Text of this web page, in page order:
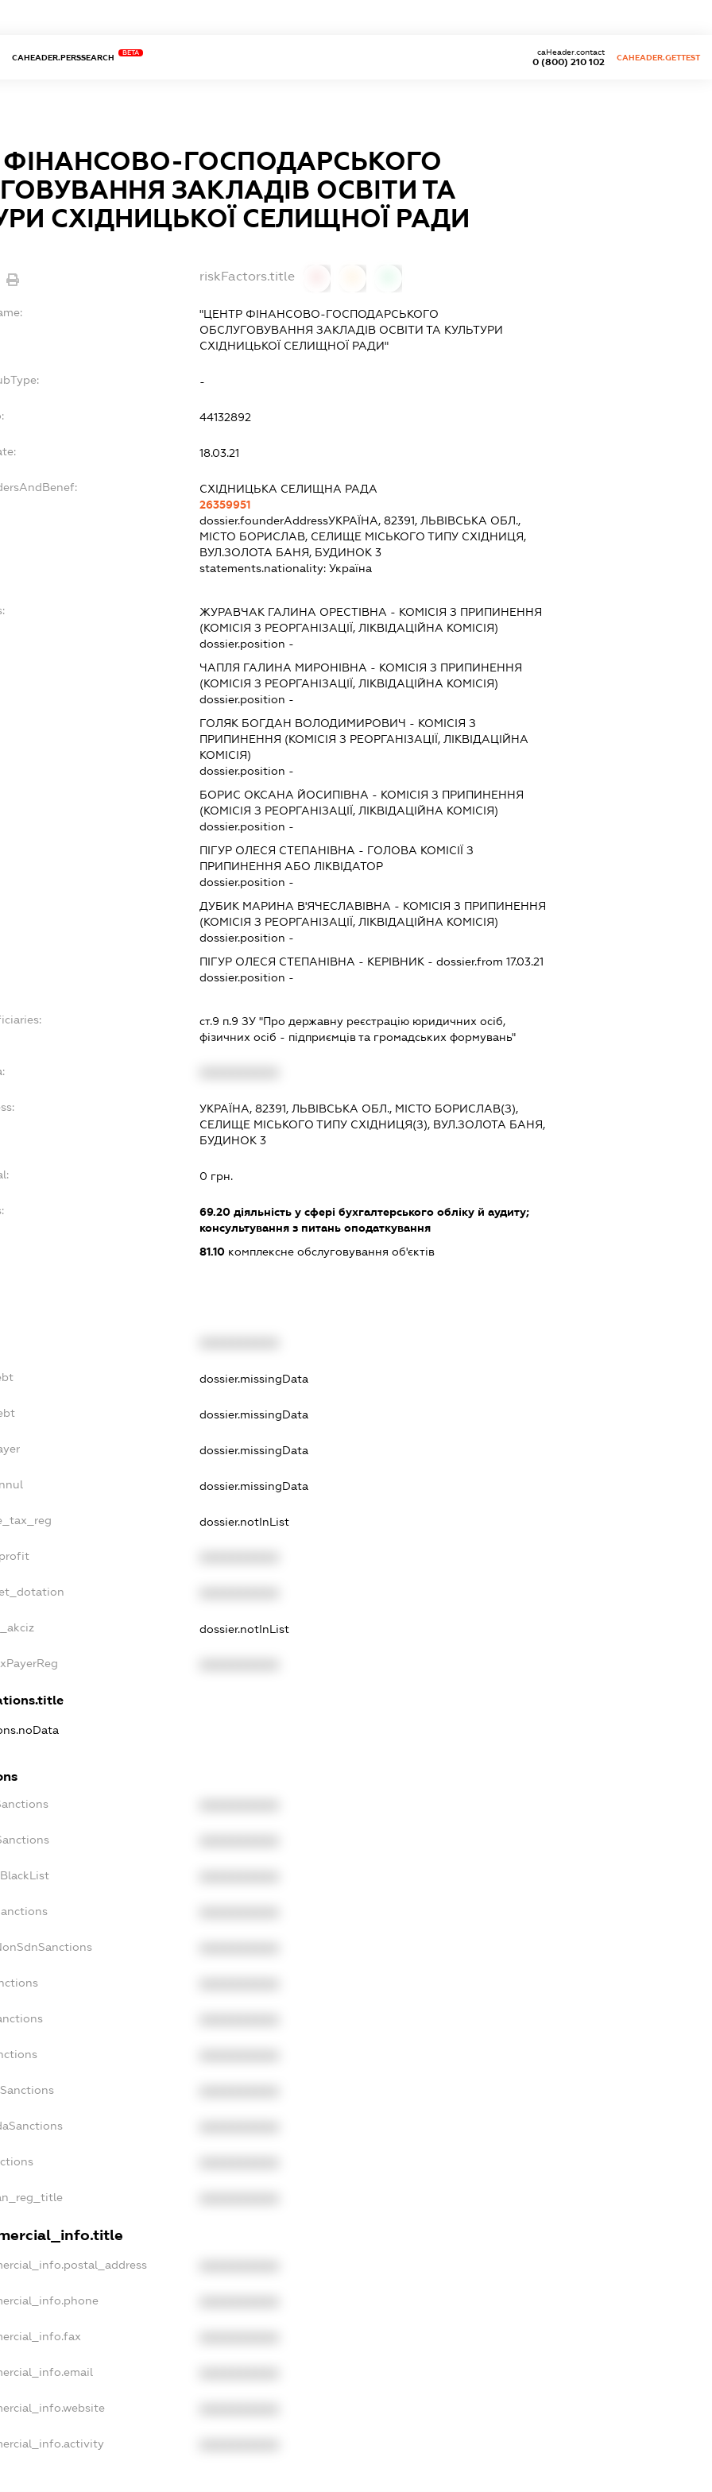
CAHEADER.PERSSEARCH
BETA
0 (800) 210 102
caHeader.contact
CAHEADER.GETTEST
ФІНАНСОВО-ГОСПОДАРСЬКОГО
ЗАКЛАДІВ ОСВІТИ ТА
СХІДНИЦЬКОЇ СЕЛИЩНОЇ РАДИ
riskFactors.title
"ЦЕНТР ФІНАНСОВО-ГОСПОДАРСЬКОГО
ОБСЛУГОВУВАННЯ ЗАКЛАДІВ ОСВІТИ ТА КУЛЬТУРИ
СХІДНИЦЬКОЇ СЕЛИЩНОЇ РАДИ"
-
44132892
18.03.21
СХІДНИЦЬКА СЕЛИЩНА РАДА
26359951
dossier.founderAddressУКРАЇНА, 82391, ЛЬВІВСЬКА ОБЛ.,
МІСТО БОРИСЛАВ, СЕЛИЩЕ МІСЬКОГО ТИПУ СХІДНИЦЯ,
ВУЛ.ЗОЛОТА БАНЯ, БУДИНОК 3
statements.nationality: Україна
ЖУРАВЧАК ГАЛИНА ОРЕСТІВНА - КОМІСІЯ З ПРИПИНЕННЯ
(КОМІСІЯ З РЕОРГАНІЗАЦІЇ, ЛІКВІДАЦІЙНА КОМІСІЯ)
dossier.position -
ЧАПЛЯ ГАЛИНА МИРОНІВНА - КОМІСІЯ З ПРИПИНЕННЯ
(КОМІСІЯ З РЕОРГАНІЗАЦІЇ, ЛІКВІДАЦІЙНА КОМІСІЯ)
dossier.position -
ГОЛЯК БОГДАН ВОЛОДИМИРОВИЧ - КОМІСІЯ З
ПРИПИНЕННЯ (КОМІСІЯ З РЕОРГАНІЗАЦІЇ, ЛІКВІДАЦІЙНА
КОМІСІЯ)
dossier.position -
БОРИС ОКСАНА ЙОСИПІВНА - КОМІСІЯ З ПРИПИНЕННЯ
(КОМІСІЯ З РЕОРГАНІЗАЦІЇ, ЛІКВІДАЦІЙНА КОМІСІЯ)
dossier.position -
ПІГУР ОЛЕСЯ СТЕПАНІВНА - ГОЛОВА КОМІСІЇ З
ПРИПИНЕННЯ АБО ЛІКВІДАТОР
dossier.position -
ДУБИК МАРИНА В'ЯЧЕСЛАВІВНА - КОМІСІЯ З ПРИПИНЕННЯ
(КОМІСІЯ З РЕОРГАНІЗАЦІЇ, ЛІКВІДАЦІЙНА КОМІСІЯ)
dossier.position -
ПІГУР ОЛЕСЯ СТЕПАНІВНА - КЕРІВНИК - dossier.from 17.03.21
dossier.position -
ст.9 п.9 ЗУ "Про державну реєстрацію юридичних осіб,
фізичних осіб - підприємців та громадських формувань"
УКРАЇНА, 82391, ЛЬВІВСЬКА ОБЛ., МІСТО БОРИСЛАВ(З),
СЕЛИЩЕ МІСЬКОГО ТИПУ СХІДНИЦЯ(З), ВУЛ.ЗОЛОТА БАНЯ,
БУДИНОК 3
0 грн.
69.20діяльність у сфері бухгалтерського обліку й аудиту;
консультування з питань оподаткування
81.10комплексне обслуговування об'єктів
dossier.missingData
dossier.missingData
dossier.missingData
dossier.missingData
dossier.notInList
dossier.notInList